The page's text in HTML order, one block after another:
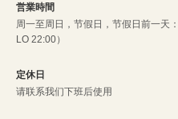
営業時間
周一至周日，节假日，节假日前一天
LO 22:00）
定休日
请联系我们下班后使用